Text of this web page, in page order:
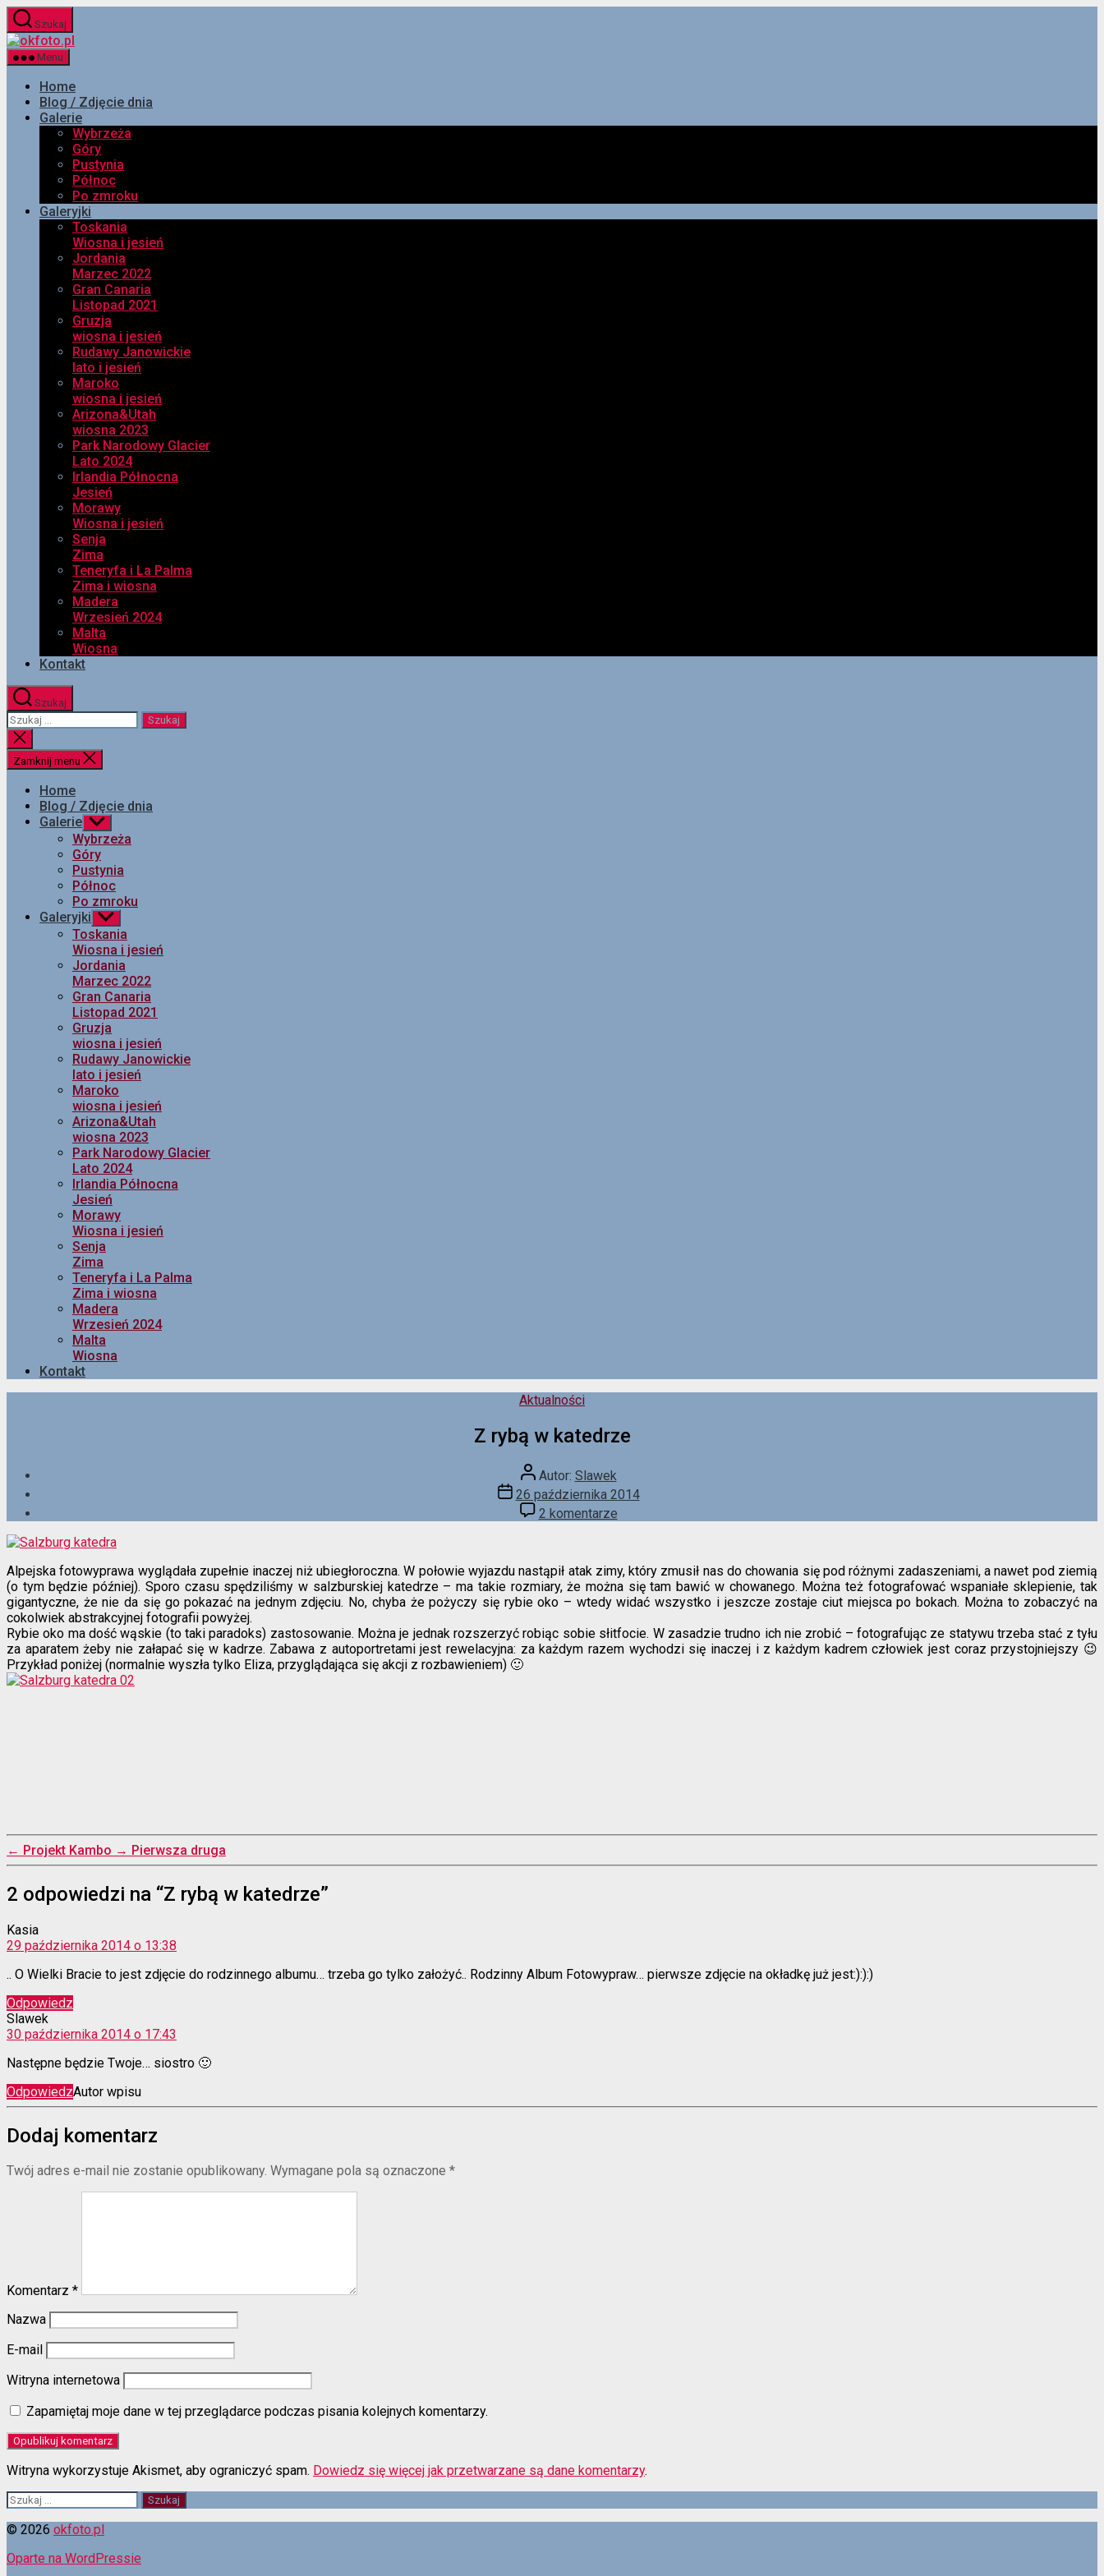
Przejdź
do
treści
Szukaj
Menu
Home
Blog / Zdjęcie dnia
Galerie
Wybrzeża
Góry
Pustynia
Północ
Po zmroku
Galeryjki
Toskania
Wiosna i jesień
Jordania
Marzec 2022
Gran Canaria
Listopad 2021
Gruzja
wiosna i jesień
Rudawy Janowickie
lato i jesień
Maroko
wiosna i jesień
Arizona&Utah
wiosna 2023
Park Narodowy Glacier
Lato 2024
Irlandia Północna
Jesień
Morawy
Wiosna i jesień
Senja
Zima
Teneryfa i La Palma
Zima i wiosna
Madera
Wrzesień 2024
Malta
Wiosna
Kontakt
Szukaj
Szukaj:
Zamknij
wyszukiwanie
Zamknij menu
Home
Blog / Zdjęcie dnia
Galerie Pokaż
podmenu
Wybrzeża
Góry
Pustynia
Północ
Po zmroku
Galeryjki Pokaż
podmenu
Toskania
Wiosna i jesień
Jordania
Marzec 2022
Gran Canaria
Listopad 2021
Gruzja
wiosna i jesień
Rudawy Janowickie
lato i jesień
Maroko
wiosna i jesień
Arizona&Utah
wiosna 2023
Park Narodowy Glacier
Lato 2024
Irlandia Północna
Jesień
Morawy
Wiosna i jesień
Senja
Zima
Teneryfa i La Palma
Zima i wiosna
Madera
Wrzesień 2024
Malta
Wiosna
Kontakt
Kategorie
Aktualności
Z rybą w katedrze
Autor
wpisu
Autor: Slawek
Data
wpisu
26 października 2014
2 komentarzedo
Z
katedrze
Alpejska fotowyprawa wyglądała zupełnie inaczej niż ubiegłoroczna. W połowie wyjazdu nastąpił atak zimy, który zmusił nas do chowania się pod różnymi zadaszeniami, a nawet pod ziemią
(o tym będzie później). Sporo czasu spędziliśmy w salzburskiej katedrze – ma takie rozmiary, że można się tam bawić w chowanego. Można też fotografować wspaniałe sklepienie, tak
gigantyczne, że nie da się go pokazać na jednym zdjęciu. No, chyba że pożyczy się rybie oko – wtedy widać wszystko i jeszcze zostaje ciut miejsca po bokach. Można to zobaczyć na
cokolwiek abstrakcyjnej fotografii powyżej.
Rybie oko ma dość wąskie (to taki paradoks) zastosowanie. Można je jednak rozszerzyć robiąc sobie słitfocie. W zasadzie trudno ich nie zrobić – fotografując ze statywu trzeba stać z tyłu
za aparatem żeby nie załapać się w kadrze. Zabawa z autoportretami jest rewelacyjna: za każdym razem wychodzi się inaczej i z każdym kadrem człowiek jest coraz przystojniejszy 😉
Przykład poniżej (normalnie wyszła tylko Eliza, przyglądająca się akcji z rozbawieniem) 🙂
← Projekt Kambo → Pierwsza druga
2 odpowiedzi na “Z rybą w katedrze”
Kasiakomentarz:
29 października 2014 o 13:38
.. O Wielki Bracie to jest zdjęcie do rodzinnego albumu… trzeba go tylko założyć.. Rodzinny Album Fotowypraw… pierwsze zdjęcie na okładkę już jest:):):)
Odpowiedz
Slawek
30 października 2014 o 17:43
Następne będzie Twoje… siostro 🙂
OdpowiedzAutor wpisu
Dodaj komentarz
Twój adres e-mail nie zostanie opublikowany. Wymagane pola są oznaczone *
Komentarz *
Nazwa
E-mail
Witryna internetowa
Zapamiętaj moje dane w tej przeglądarce podczas pisania kolejnych komentarzy.
Witryna wykorzystuje Akismet, aby ograniczyć spam. Dowiedz się więcej jak przetwarzane są dane komentarzy.
Szukaj:
© 2026 okfoto.pl
Oparte na WordPressie